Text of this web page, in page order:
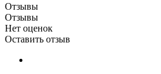
Отзывы
Отзывы
Нет оценок
Оставить отзыв